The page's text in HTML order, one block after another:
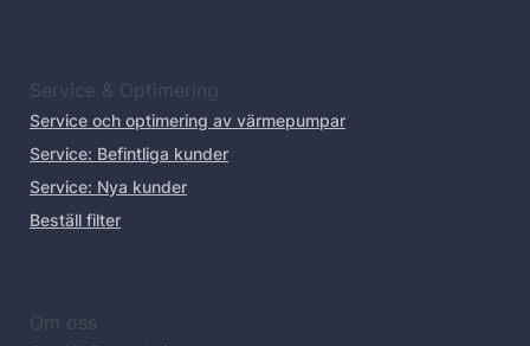
Service & Optimering
Service och optimering av värmepumpar
Service: Befintliga kunder
Service: Nya kunder
Beställ filter
Om oss